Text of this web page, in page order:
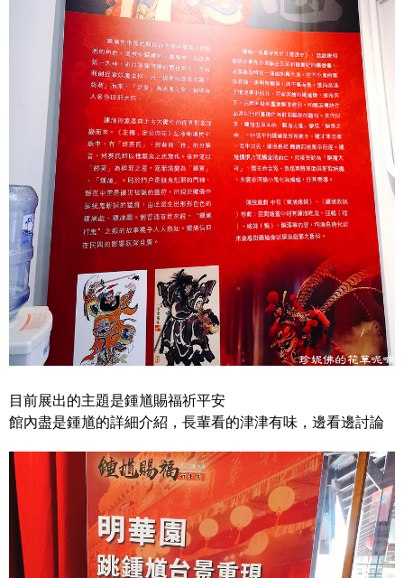
目前展出的主題是鍾馗賜福祈平安
館內盡是鍾馗的詳細介紹，長輩看的津津有味，邊看邊討論